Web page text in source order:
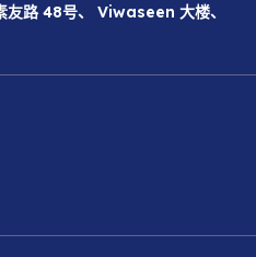
友路 48号、 Viwaseen 大楼、